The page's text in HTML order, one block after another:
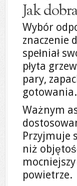
Jak
Wybór
znaczenie
spełniał
płyta
pary,
gotowania.
Ważnym
Przyjmuje
niż
powietrze.